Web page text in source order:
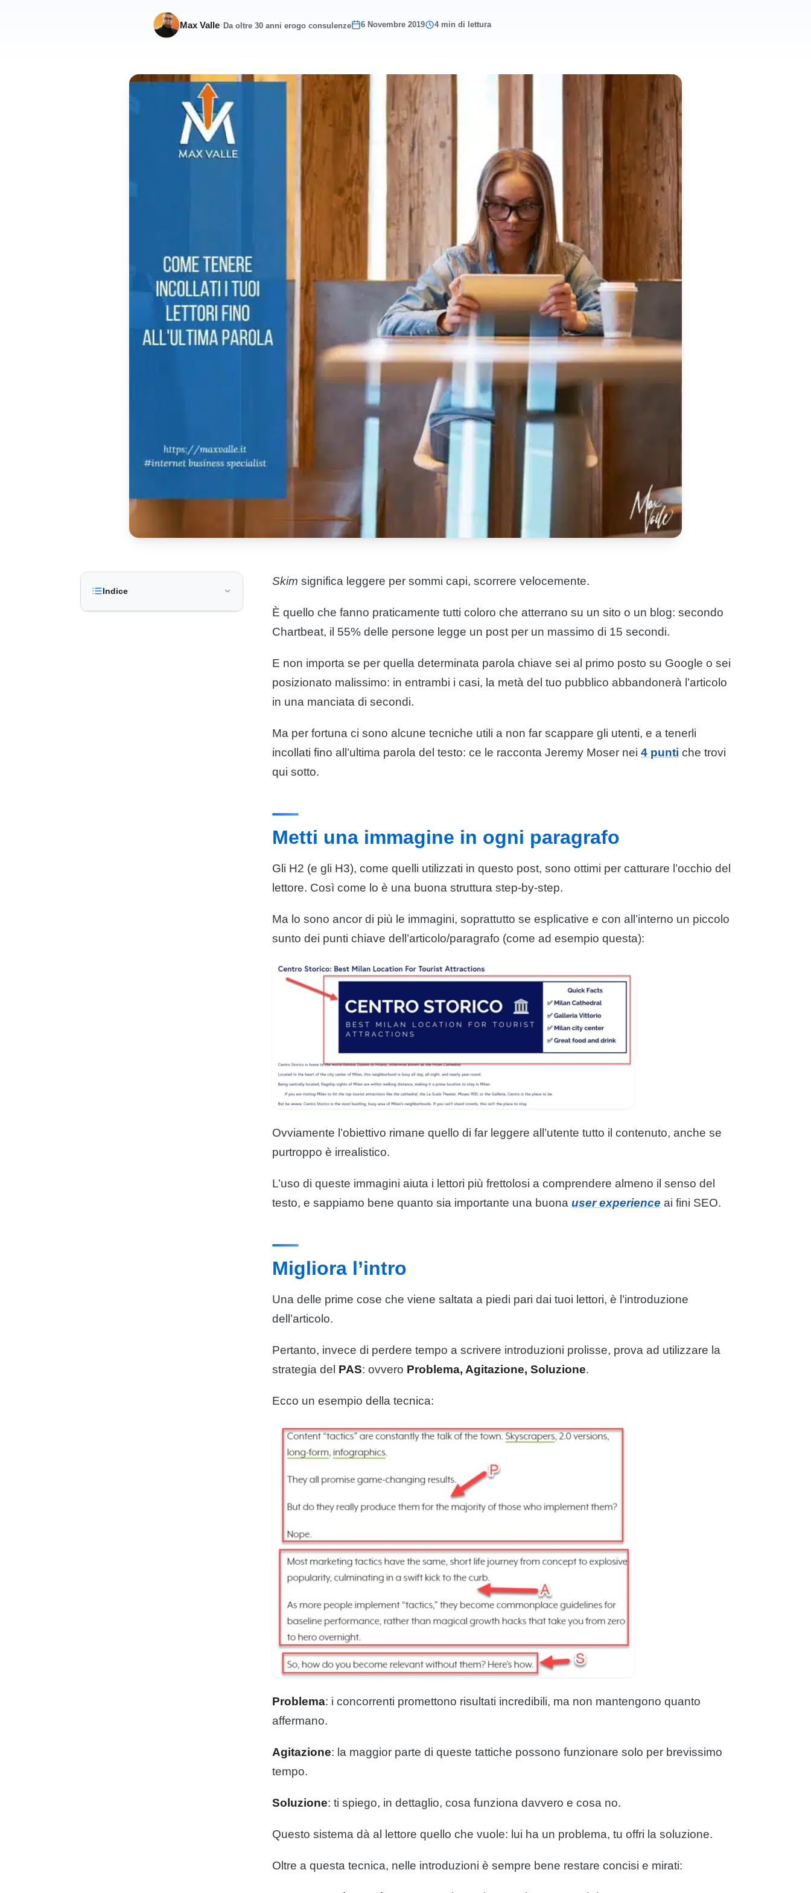
Max Valle· Da oltre 30 anni erogo consulenze 6 Novembre 2019 4 min di lettura
Indice
Skim significa leggere per sommi capi, scorrere velocemente.
È quello che fanno praticamente tutti coloro che atterrano su un sito o un blog: secondo
Chartbeat, il 55% delle persone legge un post per un massimo di 15 secondi.
E non importa se per quella determinata parola chiave sei al primo posto su Google o sei
posizionato malissimo: in entrambi i casi, la metà del tuo pubblico abbandonerà l’articolo
in una manciata di secondi.
Ma per fortuna ci sono alcune tecniche utili a non far scappare gli utenti, e a tenerli
incollati fino all’ultima parola del testo: ce le racconta Jeremy Moser nei 4 punti che trovi
qui sotto.
Metti una immagine in ogni paragrafo
Gli H2 (e gli H3), come quelli utilizzati in questo post, sono ottimi per catturare l’occhio del
lettore. Così come lo è una buona struttura step-by-step.
Ma lo sono ancor di più le immagini, soprattutto se esplicative e con all’interno un piccolo
sunto dei punti chiave dell’articolo/paragrafo (come ad esempio questa):
Ovviamente l’obiettivo rimane quello di far leggere all’utente tutto il contenuto, anche se
purtroppo è irrealistico.
L’uso di queste immagini aiuta i lettori più frettolosi a comprendere almeno il senso del
testo, e sappiamo bene quanto sia importante una buona user experience ai fini SEO.
Migliora l’intro
Una delle prime cose che viene saltata a piedi pari dai tuoi lettori, è l’introduzione
dell’articolo.
Pertanto, invece di perdere tempo a scrivere introduzioni prolisse, prova ad utilizzare la
strategia del PAS: ovvero Problema, Agitazione, Soluzione.
Ecco un esempio della tecnica:
Problema: i concorrenti promettono risultati incredibili, ma non mantengono quanto
affermano.
Agitazione: la maggior parte di queste tattiche possono funzionare solo per brevissimo
tempo.
Soluzione: ti spiego, in dettaglio, cosa funziona davvero e cosa no.
Questo sistema dà al lettore quello che vuole: lui ha un problema, tu offri la soluzione.
Oltre a questa tecnica, nelle introduzioni è sempre bene restare concisi e mirati: